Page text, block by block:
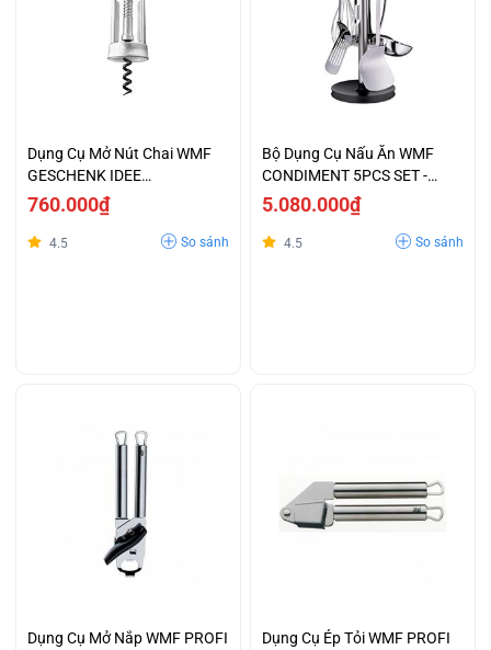
Dụng Cụ Mở Nút Chai WMF
GESCHENK IDEE
CORKSCREW 1289765050
760.000₫
4.5 So sánh
Bộ Dụng Cụ Nấu Ăn WMF
CONDIMENT 5PCS SET -
1876709990
5.080.000₫
4.5 So sánh
Dụng Cụ Mở Nắp WMF PROFI
Dụng Cụ Ép Tỏi WMF PROFI